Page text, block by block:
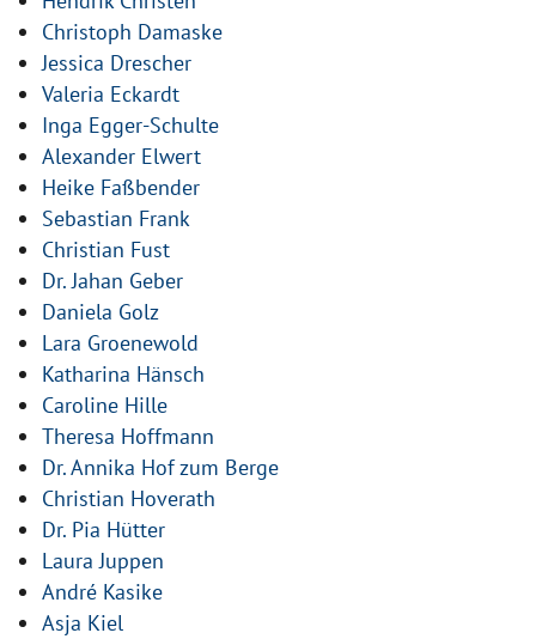
Christoph Damaske
Jessica Drescher
Valeria Eckardt
Inga Egger-Schulte
Alexander Elwert
Heike Faßbender
Sebastian Frank
Christian Fust
Dr. Jahan Geber
Daniela Golz
Lara Groenewold
Katharina Hänsch
Caroline Hille
Theresa Hoffmann
Dr. Annika Hof zum Berge
Christian Hoverath
Dr. Pia Hütter
Laura Juppen
André Kasike
Asja Kiel